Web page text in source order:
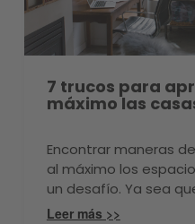
7 trucos para
máximo las
Encontrar maneras
al máximo los
un desafío. Ya sea
apartamento
Leer más >>